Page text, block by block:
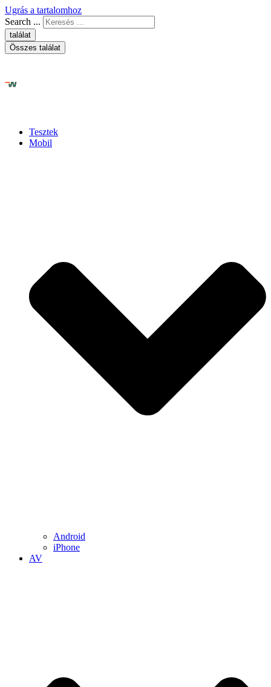
Ugrás a tartalomhoz
Search ...
találat
Összes találat
Tesztek
Mobil
Android
iPhone
AV